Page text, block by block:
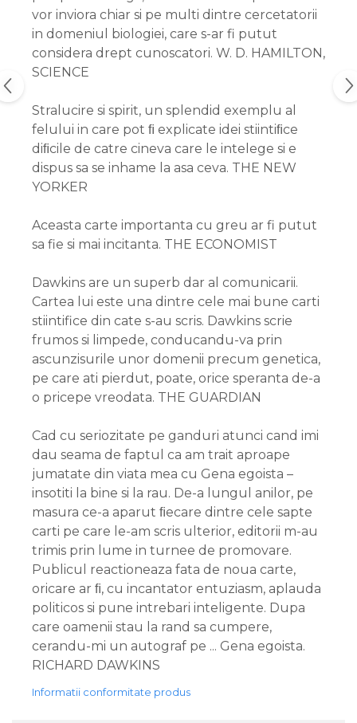
vor inviora chiar si pe multi dintre cercetatorii
in domeniul biologiei, care s-ar fi putut
considera drept cunoscatori. W. D. HAMILTON,
SCIENCE
Stralucire si spirit, un splendid exemplu al
felului in care pot ﬁ explicate idei stiintiﬁce
diﬁcile de catre cineva care le intelege si e
dispus sa se inhame la asa ceva. THE NEW
YORKER
Aceasta carte importanta cu greu ar fi putut
sa fie si mai incitanta. THE ECONOMIST
Dawkins are un superb dar al comunicarii.
Cartea lui este una dintre cele mai bune carti
stiintifice din cate s-au scris. Dawkins scrie
frumos si limpede, conducandu-va prin
ascunzisurile unor domenii precum genetica,
pe care ati pierdut, poate, orice speranta de-a
o pricepe vreodata. THE GUARDIAN
Cad cu seriozitate pe ganduri atunci cand imi
dau seama de faptul ca am trait aproape
jumatate din viata mea cu Gena egoista –
insotiti la bine si la rau. De-a lungul anilor, pe
masura ce-a aparut ﬁecare dintre cele sapte
carti pe care le-am scris ulterior, editorii m-au
trimis prin lume in turnee de promovare.
Publicul reactioneaza fata de noua carte,
oricare ar ﬁ, cu incantator entuziasm, aplauda
politicos si pune intrebari inteligente. Dupa
care oamenii stau la rand sa cumpere,
cerandu-mi un autograf pe ... Gena egoista.
RICHARD DAWKINS
Informatii conformitate produs